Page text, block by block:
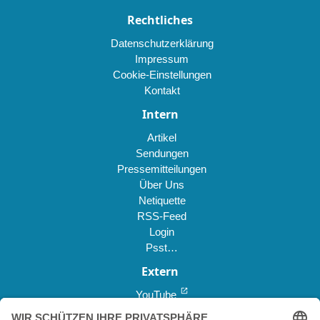
Rechtliches
Datenschutzerklärung
Impressum
Cookie-Einstellungen
Kontakt
Intern
Artikel
Sendungen
Pressemitteilungen
Über Uns
Netiquette
RSS-Feed
Login
Psst…
Extern
YouTube open_in_new
Reddit *